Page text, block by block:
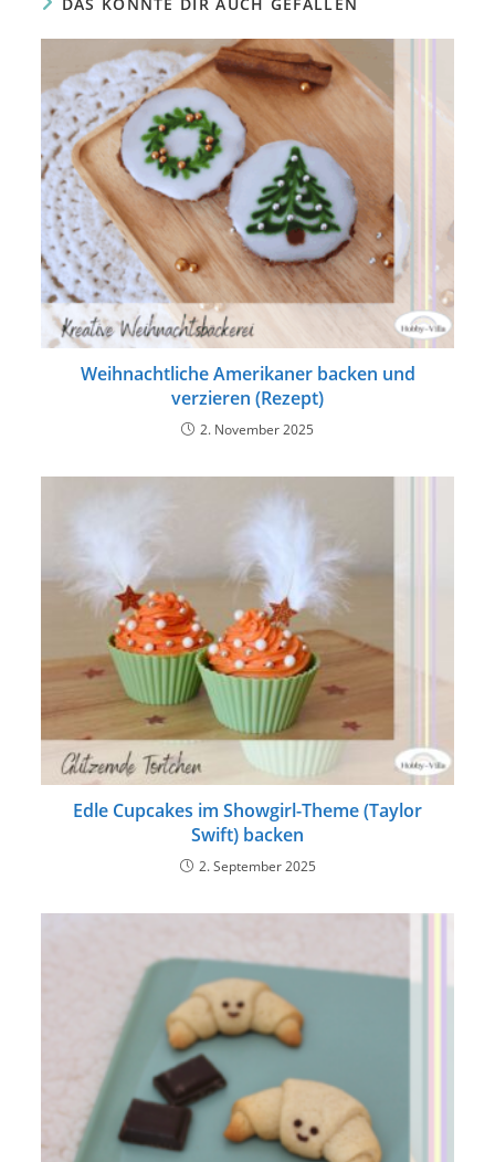
Weihnachtliche Amerikaner backen und
verzieren (Rezept)
2. November 2025
Edle Cupcakes im Showgirl-Theme (Taylor
Swift) backen
2. September 2025